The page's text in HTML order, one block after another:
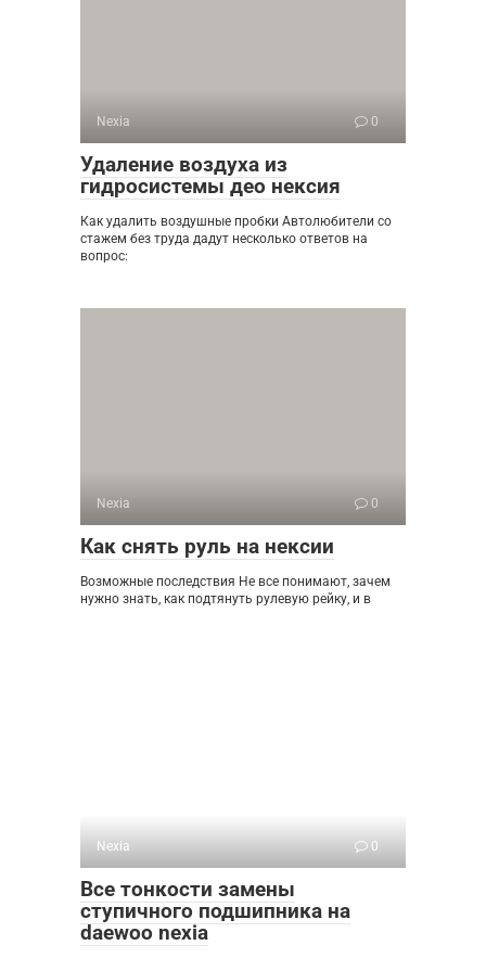
Nexia 0
Удаление воздуха из
гидросистемы део нексия
Как удалить воздушные пробки Автолюбители со
стажем без труда дадут несколько ответов на
вопрос:
Nexia 0
Как снять руль на нексии
Возможные последствия Не все понимают, зачем
нужно знать, как подтянуть рулевую рейку, и в
Nexia 0
Все тонкости замены
ступичного подшипника на
daewoo nexia